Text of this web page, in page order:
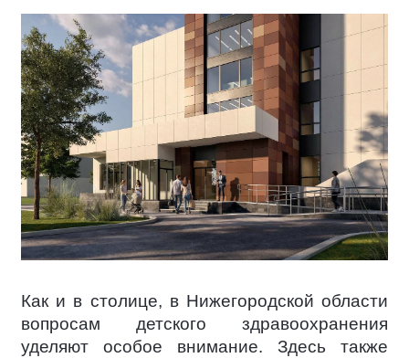
Как и в столице, в Нижегородской области
вопросам детского здравоохранения
уделяют особое внимание. Здесь также